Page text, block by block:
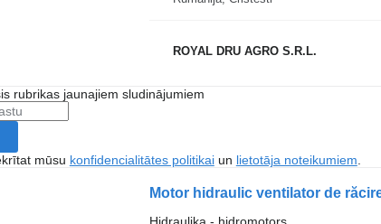
ROYAL DRU AGRO S.R.L.
rubrikas jaunajiem sludinājumiem
mūsu konfidencialitātes politikaiun lietotāja noteikumiem